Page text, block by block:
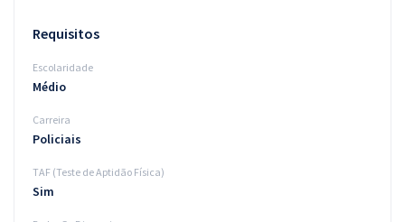
Requisitos
Escolaridade
Médio
Carreira
Policiais
TAF (Teste de Aptidão Física)
Sim